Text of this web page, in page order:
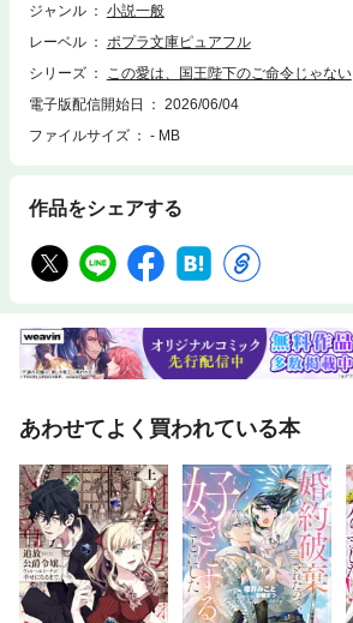
ジャンル
小説一般
レーベル
ポプラ文庫ピュアフル
シリーズ
この愛は、国王陛下のご命令じゃない
電子版配信開始日
2026/06/04
ファイルサイズ
- MB
作品をシェアする
あわせてよく買われている本